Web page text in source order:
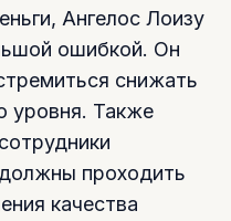
Ангелос Лоизу
ошибкой. Он
снижать
уровня. Также
проходить
качества